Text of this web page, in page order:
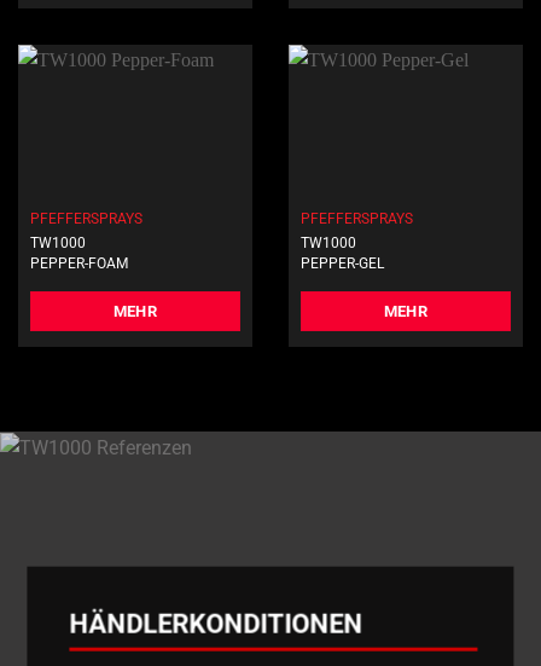
PFEFFERSPRAYS
TW1000
PEPPER-FOAM
MEHR
PFEFFERSPRAYS
TW1000
PEPPER-GEL
MEHR
HÄNDLERKONDITIONEN